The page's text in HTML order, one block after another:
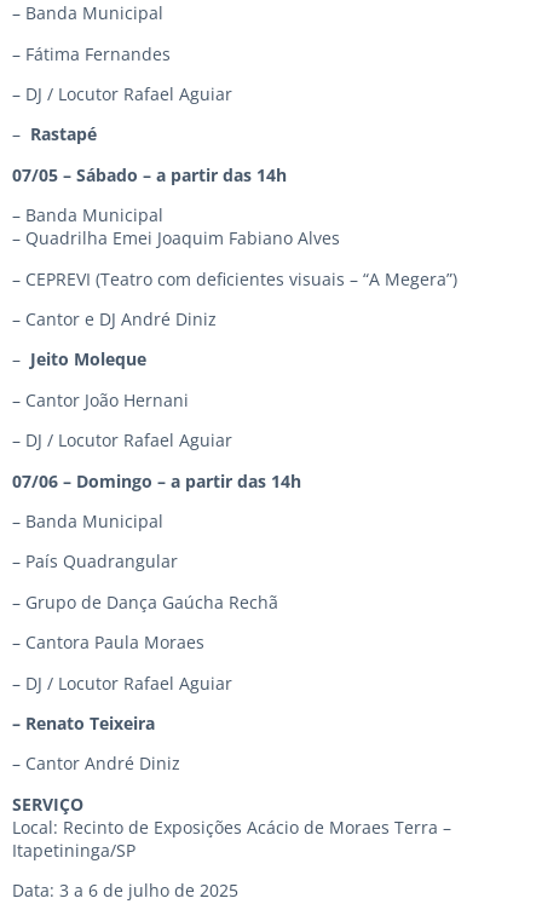
– Banda Municipal
– Fátima Fernandes
– DJ / Locutor Rafael Aguiar
– Rastapé
07/05 – Sábado – a partir das 14h
– Banda Municipal
– Quadrilha Emei Joaquim Fabiano Alves
– CEPREVI (Teatro com deficientes visuais – “A Megera”)
– Cantor e DJ André Diniz
– Jeito Moleque
– Cantor João Hernani
– DJ / Locutor Rafael Aguiar
07/06 – Domingo – a partir das 14h
– Banda Municipal
– País Quadrangular
– Grupo de Dança Gaúcha Rechã
– Cantora Paula Moraes
– DJ / Locutor Rafael Aguiar
– Renato Teixeira
– Cantor André Diniz
SERVIÇO
Local: Recinto de Exposições Acácio de Moraes Terra –
Itapetininga/SP
Data: 3 a 6 de julho de 2025